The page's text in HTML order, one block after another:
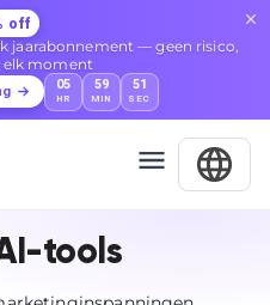
off
jaarabonnement — geen risico,
elk moment
05
HR
59
MIN
51
SEC
tools